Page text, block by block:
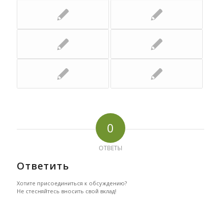
0
ОТВЕТЫ
Ответить
Хотите присоединиться к обсуждению?
Не стесняйтесь вносить свой вклад!